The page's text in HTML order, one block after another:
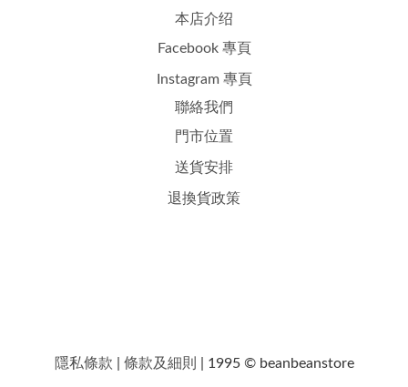
本店介绍
Facebook 專頁
Instagram 專頁
聯絡我們
門市位置
送貨安排
退換貨政策
隱私條款 條款及細則 | 1995 © beanbeanstore